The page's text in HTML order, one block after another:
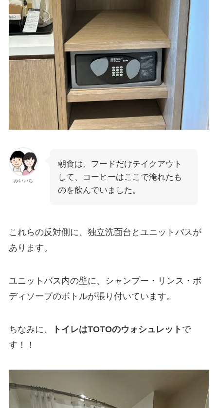
みいいち
朝食は、フードだけテイクアウト
して、コーヒーはここで淹れたも
のを飲んでいました。
これらの反対側に、独立洗面台とユニットバスが
あります。
ユニットバス内の壁に、シャンプー・リンス・ボ
ディソープのボトルが張り付いています。
ちなみに、 トイレはTOTOのウォシュレット で
す！！